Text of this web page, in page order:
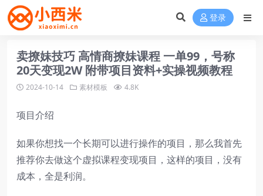
登录
卖撩妹技巧 高情商撩妹课程 一单99，号称
20天变现2W 附带项目资料+实操视频教程
2024-10-14 素材模板 4.8K
项目介绍
如果你想找一个长期可以进行操作的项目，那么我首先
推荐你去做这个虚拟课程变现项目，这样的项目，没有
成本，全是利润。